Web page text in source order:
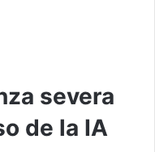
severa
de la IA